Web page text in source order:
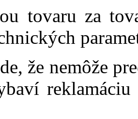
tovaru za
že nemôže